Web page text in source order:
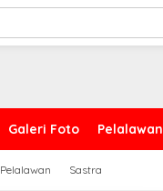
Galeri Foto Pelalawan
Pelalawan Sastra